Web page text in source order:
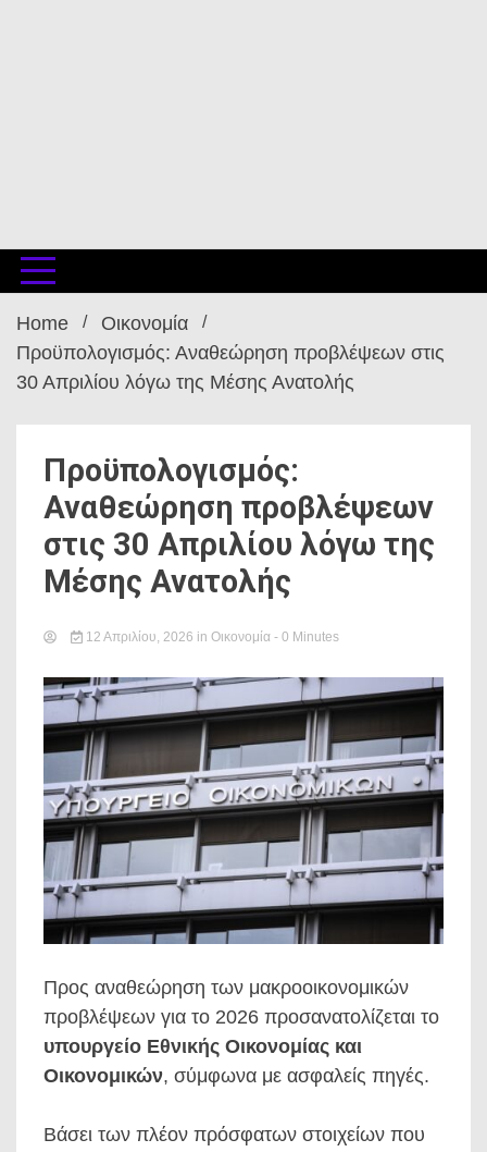
Home
Οικονομία
Προϋπολογισμός: Αναθεώρηση προβλέψεων στις
30 Απριλίου λόγω της Μέσης Ανατολής
Προϋπολογισμός:
Αναθεώρηση προβλέψεων
στις 30 Απριλίου λόγω της
Μέσης Ανατολής
12 Απριλίου, 2026 in Οικονομία - 0 Minutes
Προς αναθεώρηση των μακροοικονομικών
προβλέψεων για το 2026 προσανατολίζεται το
υπουργείο Εθνικής Οικονομίας και
Οικονομικών, σύμφωνα με ασφαλείς πηγές.
Βάσει των πλέον πρόσφατων στοιχείων που